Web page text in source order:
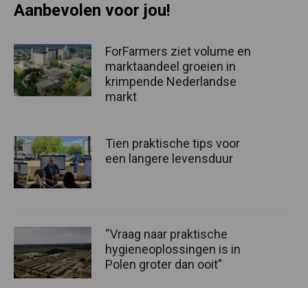
Aanbevolen voor jou!
ForFarmers ziet volume en
marktaandeel groeien in
krimpende Nederlandse
markt
Tien praktische tips voor
een langere levensduur
“Vraag naar praktische
hygieneoplossingen is in
Polen groter dan ooit”